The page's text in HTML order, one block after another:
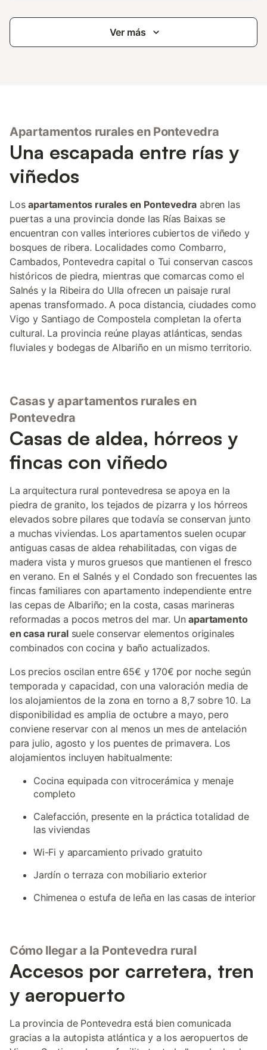
Ver más
Apartamentos rurales en Pontevedra
Una escapada entre rías y
viñedos
Losapartamentos rurales en Pontevedra abren las
puertas a una provincia donde las Rías Baixas se
encuentran con valles interiores cubiertos de viñedo y
bosques de ribera. Localidades como Combarro,
Cambados, Pontevedra capital o Tui conservan cascos
históricos de piedra, mientras que comarcas como el
Salnés y la Ribeira do Ulla ofrecen un paisaje rural
apenas transformado. A poca distancia, ciudades como
Vigo y Santiago de Compostela completan la oferta
cultural. La provincia reúne playas atlánticas, sendas
fluviales y bodegas de Albariño en un mismo territorio.
Casas y apartamentos rurales en
Pontevedra
Casas de aldea, hórreos y
fincas con viñedo
La arquitectura rural pontevedresa se apoya en la
piedra de granito, los tejados de pizarra y los hórreos
elevados sobre pilares que todavía se conservan junto
a muchas viviendas. Los apartamentos suelen ocupar
antiguas casas de aldea rehabilitadas, con vigas de
madera vista y muros gruesos que mantienen el fresco
en verano. En el Salnés y el Condado son frecuentes las
fincas familiares con apartamento independiente entre
las cepas de Albariño; en la costa, casas marineras
reformadas a pocos metros del mar. Unapartamento
en casa ruralsuele conservar elementos originales
combinados con cocina y baño actualizados.
Los precios oscilan entre 65€ y 170€ por noche según
temporada y capacidad, con una valoración media de
los alojamientos de la zona en torno a 8,7 sobre 10. La
disponibilidad es amplia de octubre a mayo, pero
conviene reservar con al menos un mes de antelación
para julio, agosto y los puentes de primavera. Los
alojamientos incluyen habitualmente:
Cocina equipada con vitrocerámica y menaje
completo
Calefacción, presente en la práctica totalidad de
las viviendas
Wi-Fi y aparcamiento privado gratuito
Jardín o terraza con mobiliario exterior
Chimenea o estufa de leña en las casas de interior
Cómo llegar a la Pontevedra rural
Accesos por carretera, tren
y aeropuerto
La provincia de Pontevedra está bien comunicada
gracias a la autopista atlántica y a los aeropuertos de